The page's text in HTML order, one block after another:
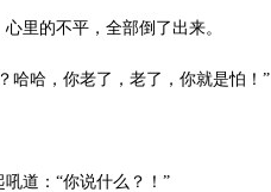
里的不平，全部倒了出来。
哈，你老了，老了，你就是怕！”
道：“你说什么？！”